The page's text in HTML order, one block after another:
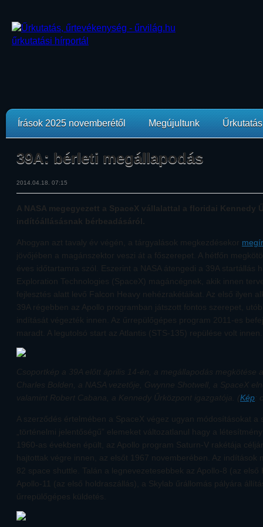
Írások 2025 novemberétől Megújultunk
39A: bérleti megállapodás
2014.04.18. 07:15
A NASA megegyezett a SpaceX vállalattal a floridai Kennedy
indítóállásásnak bérbeadásáról.
Ahogyan azt tavaly év végén, a tárgyalások megkezdésekor
jövőjében a magánszektor veszi át a főszerepet. A hétfőn
éves időtartamra szól. Eszerint a NASA átengedi a 39A startállás
Exploration Technologies (SpaceX) magáncégnek, akik innen
fejlesztés alatt levő Falcon Heavy nehézrakétáikat. Az első ilyen
39A régebben az Apollo programban játszott fontos szerepet,
indítását végezték innen. Az űrrepülőgépes program 2011-es
maradt. A legutolsó start az Atlantis (STS-135) repülése volt innen.
Csoportkép a 39A előtt április 14-én, a megállapodás megkötése
Charles Bolden, a NASA vezetője, Gwynne Shotwell, a SpaceX
valamint Robert Cabana, a Kennedy Űrközpont igazgatója. (Kép:
A szerződés értelmében a SpaceX végez ugyan módosításokat a
„történelmi jelentőségű” elemeket változatlanul hagy a
1960-as években épült, az Apollo program Saturn-V rakétája
hajtottak végre innen, az elsőt 1967 novemberében. Az indítások
82 space shuttle. Talán a legnevezetesebbek az Apollo-8 (az első
Apollo-11 (az első holdraszállás), a Skylab űrállomás pályára
űrrepülőgépes küldetés.